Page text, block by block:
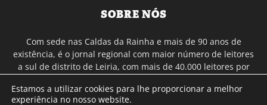
SOBRE NÓS
Com sede nas Caldas da Rainha e mais de 90 anos de
existência, é o jornal regional com maior número de leitores
a sul de distrito de Leiria, com mais de 40.000 leitores por
Continental e assinatura online.
Estamos a utilizar cookies para lhe proporcionar a melhor
experiência no nosso website.